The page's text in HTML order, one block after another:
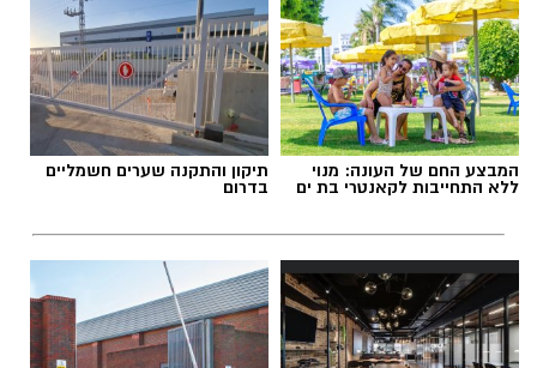
המבצע החם של העונה: מנוי
ללא התחייבות לקאנטרי בת ים
תיקון והתקנה שערים חשמליים
בדרום